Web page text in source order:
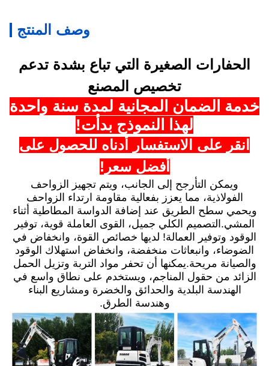
وصف المنتج
الحفارات الصغيرة التي تباع بشدة تدعم
تخصيص المصنع
خدمة الضمان المجانية لمدة سنة واحدة
لهذا النموذج بدأت!
انقر على الاستفسار أدناه للحصول على
أفضل سعر!
ويمكن التأرجح إلى الجانب، ويتم تجهيز الزواحف
الفولاذية، مما يعزز بفعالية مقاومة ارتداء الزواحف
ويحمي سطح الطريق عند إضافة الدواسة المطاطية أثناء
المشي.التصميم الكلي جميل، القوى العاملة قوية، توفير
الوقود وتوفير العمالة! لديها خصائص القوة، وانخفاض في
الضوضاء، وانبعاثات منخفضة، وانخفاض استهلاك الوقود
والصيانة مريحة.يمكنها أن تحفر مواد التربة وتزيل الحمل
الزائد من حقول المناجم، ويستخدم على نطاق واسع في
الهندسة البلدية والحدائق والخضرة ومشاريع البناء
وهندسة الطرق.